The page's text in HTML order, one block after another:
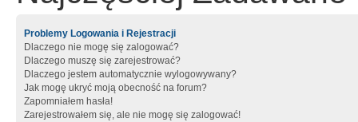
Problemy Logowania i Rejestracji
Dlaczego nie mogę się zalogować?
Dlaczego muszę się zarejestrować?
Dlaczego jestem automatycznie wylogowywany?
Jak mogę ukryć moją obecność na forum?
Zapomniałem hasła!
Zarejestrowałem się, ale nie mogę się zalogować!